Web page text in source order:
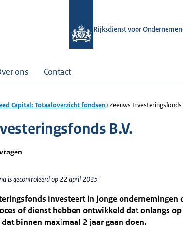
Rijksdienst voor
ons Contact
Capital: Totaaloverzicht fondsen Zeeuws Investeringsfonds
B.V.
is gecontroleerd op 22 april 2025
investeert in jonge ondernemingen
of dienst hebben ontwikkeld dat onlangs
binnen maximaal 2 jaar gaan doen.